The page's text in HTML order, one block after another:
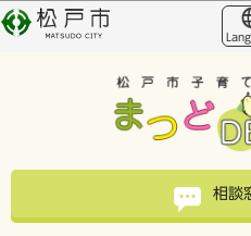
こ
の
す
このページ
相談